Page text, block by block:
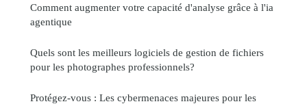
Comment augmenter votre capacité d'analyse grâce à l'ia
agentique
Quels sont les meilleurs logiciels de gestion de fichiers
pour les photographes professionnels?
Protégez-vous : Les cybermenaces majeures pour les